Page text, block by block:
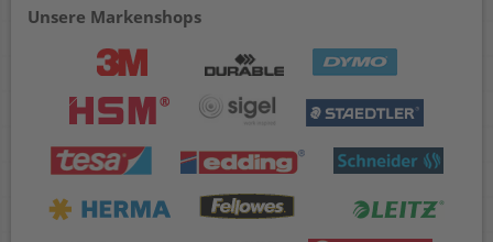
Unsere Markenshops